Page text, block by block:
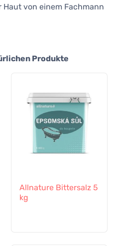
von einem Fachmann
Produkte
Allnature Bittersalz 5
kg